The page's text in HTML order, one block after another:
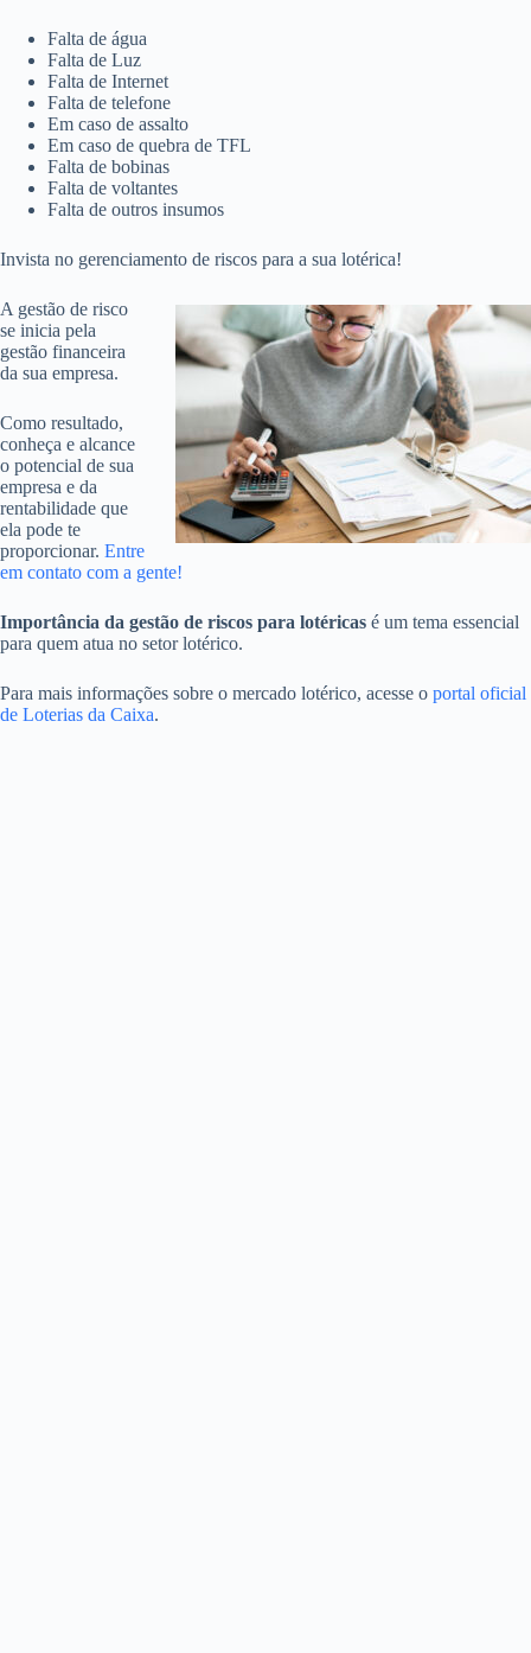
Falta de água
Falta de Luz
Falta de Internet
Falta de telefone
Em caso de assalto
Em caso de quebra de TFL
Falta de bobinas
Falta de voltantes
Falta de outros insumos
Invista no gerenciamento de riscos para a sua lotérica!
A gestão de risco
se inicia pela
gestão financeira
da sua empresa.
Como resultado,
conheça e alcance
o potencial de sua
empresa e da
rentabilidade que
ela pode te
proporcionar. Entre
em contato com a gente!
Importância da gestão de riscos para lotéricas é um tema essencial
para quem atua no setor lotérico.
Para mais informações sobre o mercado lotérico, acesse o portal oficial
de Loterias da Caixa.